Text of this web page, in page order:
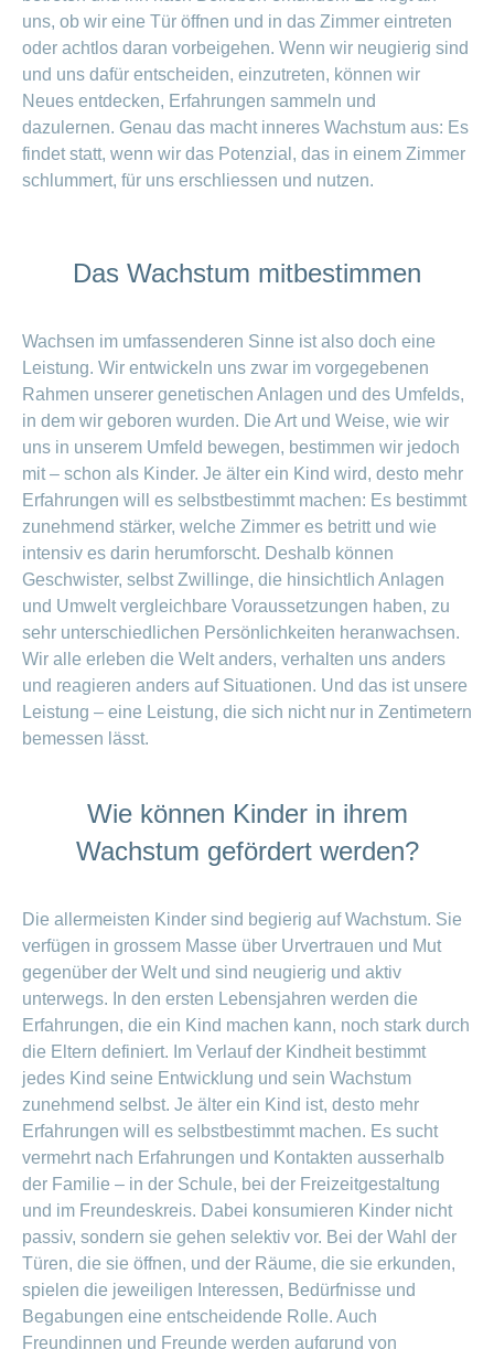
uns, ob wir eine Tür öffnen und in das Zimmer eintreten
oder achtlos daran vorbeigehen. Wenn wir neugierig sind
und uns dafür entscheiden, einzutreten, können wir
Neues entdecken, Erfahrungen sammeln und
dazulernen. Genau das macht inneres Wachstum aus: Es
findet statt, wenn wir das Potenzial, das in einem Zimmer
schlummert, für uns erschliessen und nutzen.
Das Wachstum mitbestimmen
Wachsen im umfassenderen Sinne ist also doch eine
Leistung. Wir entwickeln uns zwar im vorgegebenen
Rahmen unserer genetischen Anlagen und des Umfelds,
in dem wir geboren wurden. Die Art und Weise, wie wir
uns in unserem Umfeld bewegen, bestimmen wir jedoch
mit – schon als Kinder. Je älter ein Kind wird, desto mehr
Erfahrungen will es selbstbestimmt machen: Es bestimmt
zunehmend stärker, welche Zimmer es betritt und wie
intensiv es darin herumforscht. Deshalb können
Geschwister, selbst Zwillinge, die hinsichtlich Anlagen
und Umwelt vergleichbare Voraussetzungen haben, zu
sehr unterschiedlichen Persönlichkeiten heranwachsen.
Wir alle erleben die Welt anders, verhalten uns anders
und reagieren anders auf Situationen. Und das ist unsere
Leistung – eine Leistung, die sich nicht nur in Zentimetern
bemessen lässt.
Wie können Kinder in ihrem
Wachstum gefördert werden?
Die allermeisten Kinder sind begierig auf Wachstum. Sie
verfügen in grossem Masse über Urvertrauen und Mut
gegenüber der Welt und sind neugierig und aktiv
unterwegs. In den ersten Lebensjahren werden die
Erfahrungen, die ein Kind machen kann, noch stark durch
die Eltern definiert. Im Verlauf der Kindheit bestimmt
jedes Kind seine Entwicklung und sein Wachstum
zunehmend selbst. Je älter ein Kind ist, desto mehr
Erfahrungen will es selbstbestimmt machen. Es sucht
vermehrt nach Erfahrungen und Kontakten ausserhalb
der Familie – in der Schule, bei der Freizeitgestaltung
und im Freundeskreis. Dabei konsumieren Kinder nicht
passiv, sondern sie gehen selektiv vor. Bei der Wahl der
Türen, die sie öffnen, und der Räume, die sie erkunden,
spielen die jeweiligen Interessen, Bedürfnisse und
Begabungen eine entscheidende Rolle. Auch
Freundinnen und Freunde werden aufgrund von